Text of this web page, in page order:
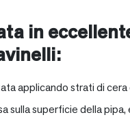
in
applicando strati di cera
sulla superficie della pipa,